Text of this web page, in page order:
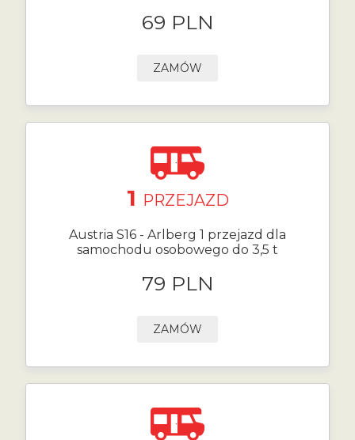
69 PLN
ZAMÓW
1 PRZEJAZD
Austria S16 - Arlberg 1 przejazd dla
samochodu osobowego do 3,5 t
79 PLN
ZAMÓW